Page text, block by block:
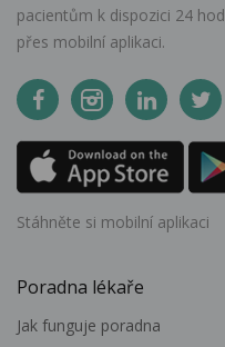
pacientům k dispozici 24
přes mobilní aplikaci.
Stáhněte si mobilní aplikaci
Poradna lékaře
Jak funguje poradna